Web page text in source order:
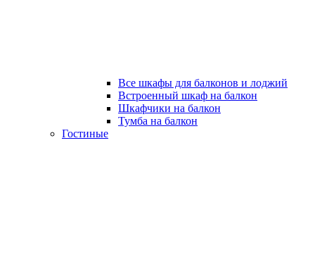
Все шкафы для балконов и лоджий
Встроенный шкаф на балкон
Шкафчики на балкон
Тумба на балкон
Гостиные